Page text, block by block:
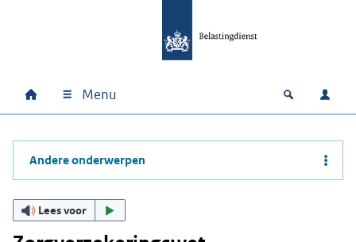
Hoofdnavigatie
Home Menu Open
Andere onderwerpen
Lees voor